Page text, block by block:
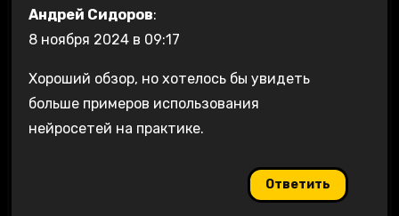
Андрей Сидоров:
8 ноября 2024 в 09:17
Хороший обзор, но хотелось бы увидеть
больше примеров использования
нейросетей на практике.
Ответить